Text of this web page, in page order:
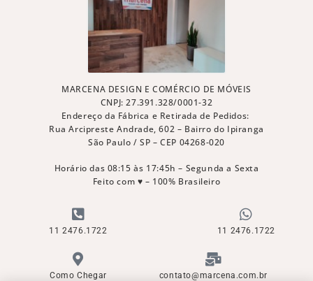
MARCENA DESIGN E COMÉRCIO DE MÓVEIS
CNPJ: 27.391.328/0001-32
Endereço da Fábrica e Retirada de Pedidos:
Rua Arcipreste Andrade, 602 – Bairro do Ipiranga
São Paulo / SP – CEP 04268-020
Horário das 08:15 às 17:45h – Segunda a Sexta
Feito com ♥ – 100% Brasileiro
11 2476.1722 11 2476.1722
Como Chegar contato@marcena.com.br